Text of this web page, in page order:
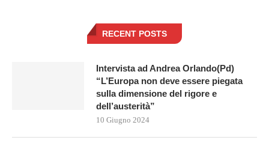
RECENT POSTS
Intervista ad Andrea Orlando(Pd)
“L’Europa non deve essere piegata
sulla dimensione del rigore e
dell’austerità”
10 Giugno 2024